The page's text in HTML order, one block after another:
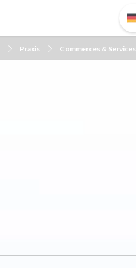
Praxis Commerces & Services